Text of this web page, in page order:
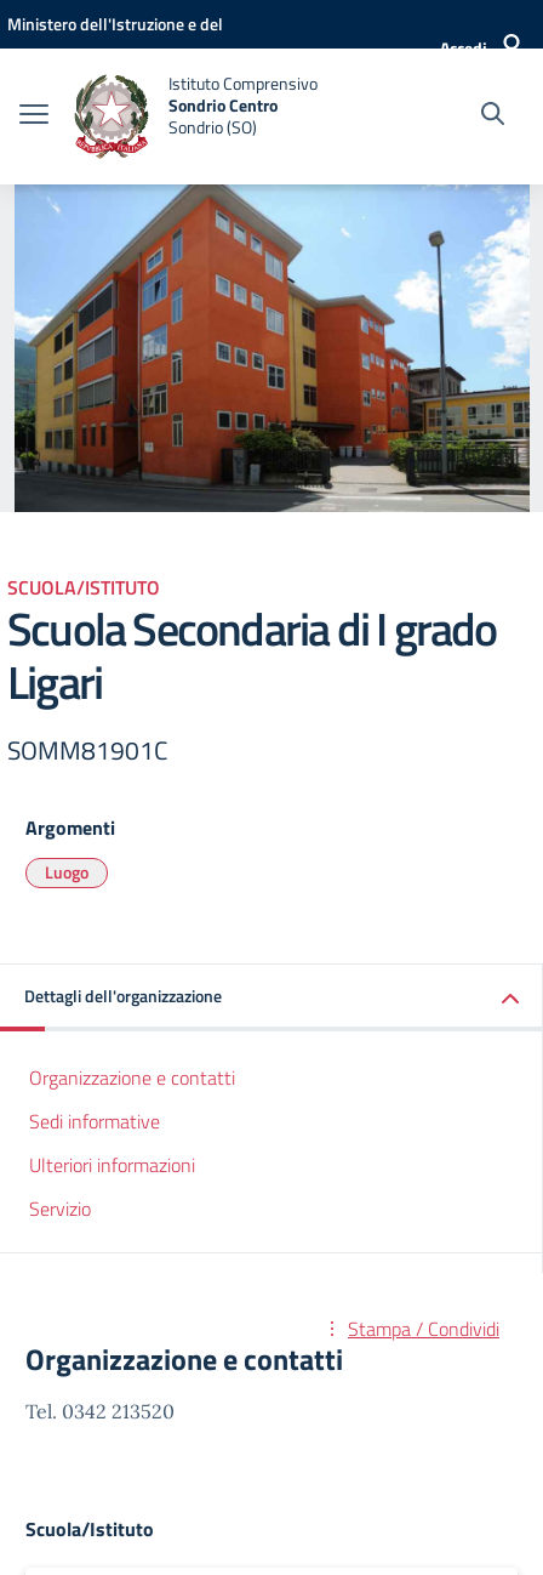
Vai ai contenuti
Vai al menu di navigazione
Vai al footer
Ministero dell'Istruzione e del
Accedi
Istituto Comprensivo
Sondrio Centro
Sondrio (SO)
SCUOLA/ISTITUTO
Scuola Secondaria di I grado
Ligari
SOMM81901C
Argomenti
Luogo
Dettagli dell'organizzazione
Organizzazione e contatti
Sedi informative
Ulteriori informazioni
Servizio
Stampa / Condividi
Organizzazione e contatti
Tel. 0342 213520
Scuola/Istituto